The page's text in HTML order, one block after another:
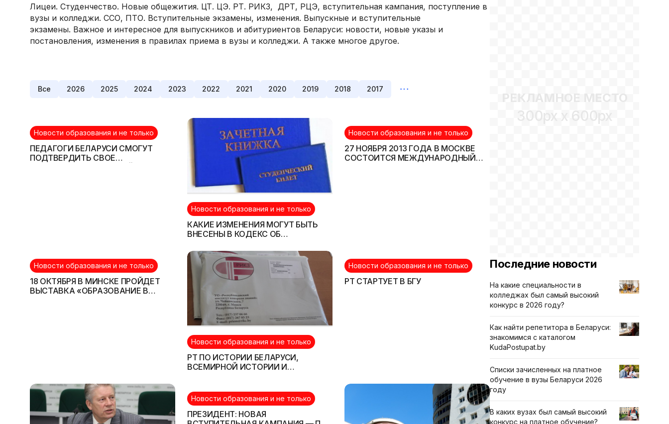
Лицеи. Студенчество. Новые общежития. ЦТ. ЦЭ. РТ. РИКЗ, ДРТ, РЦЭ, вступительная кампания, поступление в
вузы и колледжи. ССО, ПТО. Вступительные экзамены, изменения. Выпускные и вступительные
экзамены. Важное и интересное для выпускников и абитуриентов Беларуси: новости, новые указы и
постановления, изменения в правилах приема в вузы и колледжи. А также многое другое.
Все 2026 2025 2024 2023 2022 2021 2020 2019 2018 2017
Новости образования и не только
ПЕДАГОГИ БЕЛАРУСИ СМОГУТ
ПОДТВЕРДИТЬ СВОЕ
Новости образования и не только
КАКИЕ ИЗМЕНЕНИЯ МОГУТ БЫТЬ
ВНЕСЕНЫ В КОДЕКС ОБ
Новости образования и не только
27 НОЯБРЯ 2013 ГОДА В МОСКВЕ
СОСТОИТСЯ МЕЖДУНАРОДНЫЙ
Новости образования и не только
18 ОКТЯБРЯ В МИНСКЕ ПРОЙДЕТ
ВЫСТАВКА «ОБРАЗОВАНИЕ В
Новости образования и не только
РТ ПО ИСТОРИИ БЕЛАРУСИ,
ВСЕМИРНОЙ ИСТОРИИ И
Новости образования и не только
РТ СТАРТУЕТ В БГУ
Новости образования и не только
ПРЕЗИДЕНТ: НОВАЯ
РЕКЛАМНОЕ МЕСТО
300px x 600px
Последние новости
На какие специальности в
колледжах был самый высокий
конкурс в 2026 году?
Как найти репетитора в Беларуси:
знакомимся с каталогом
KudaPostupat.by
Списки зачисленных на платное
обучение в вузы Беларуси 2026
году
В каких вузах был самый высокий
конкурс на платное обучение?